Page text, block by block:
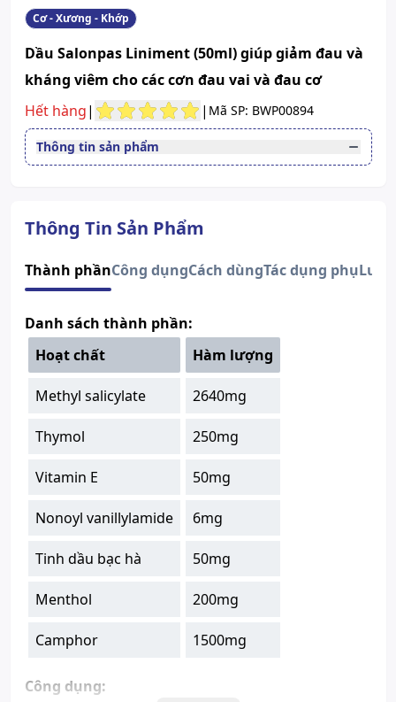
Cơ - Xương - Khớp
Dầu Salonpas Liniment (50ml) giúp giảm đau và
kháng viêm cho các cơn đau vai và đau cơ
Hết hàng| | Mã SP: BWP00894
Thông tin sản phẩm
Quy cách
Chai
Thành phần
Vitamin E, Nonoyl vanillylamide,
Tinh dầu bạc hà, Menthol,
Nhà sản xuất
Hisamitsu
Nước sản xuất
Việt Nam
Xuất xứ thương
Nhật Bản
Số đăng ký
893100860824
Hướng dẫn tra cứu số đăng ký thuốc được cấp phép
Thông Tin Sản Phẩm
Thành phầnCông dụngCách dùngTác dụng phụLưu
Danh sách thành phần:
Hoạt chất
Hàm lượng
Methyl salicylate 2640mg
Thymol 250mg
Vitamin E 50mg
Nonoyl vanillylamide 6mg
Tinh dầu bạc hà 50mg
Menthol 200mg
Camphor 1500mg
Công dụng: